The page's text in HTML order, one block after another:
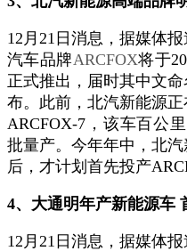
12月21日消息，据媒体
汽车品牌ARCFOX将于
正式推出，届时其中文
布。此前，北汽新能源
ARCFOX-7，该车百公
批量产。今年年中，北
后，才计划首先投产
4、大通明年产新能源车
12月21日消息，据媒体